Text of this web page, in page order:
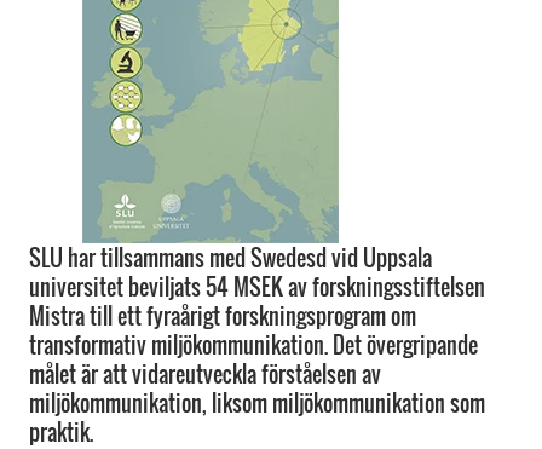
SLU har tillsammans med Swedesd vid Uppsala
universitet beviljats 54 MSEK av forskningsstiftelsen
Mistra till ett fyraårigt forskningsprogram om
transformativ miljökommunikation. Det övergripande
målet är att vidareutveckla förståelsen av
miljökommunikation, liksom miljökommunikation som
praktik.